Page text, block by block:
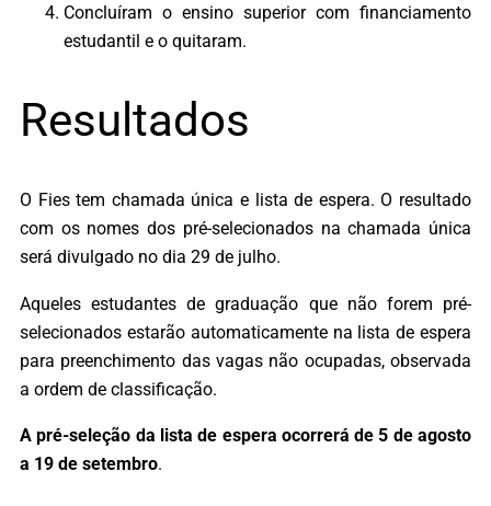
Concluíram o ensino superior com financiamento
estudantil e o quitaram.
Resultados
O Fies tem chamada única e lista de espera. O resultado
com os nomes dos pré-selecionados na chamada única
será divulgado no dia 29 de julho.
Aqueles estudantes de graduação que não forem pré-
selecionados estarão automaticamente na lista de espera
para preenchimento das vagas não ocupadas, observada
a ordem de classificação.
A pré-seleção da lista de espera ocorrerá de 5 de agosto
a 19 de setembro.